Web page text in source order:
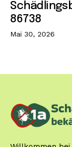
86738
Mai 30, 2026